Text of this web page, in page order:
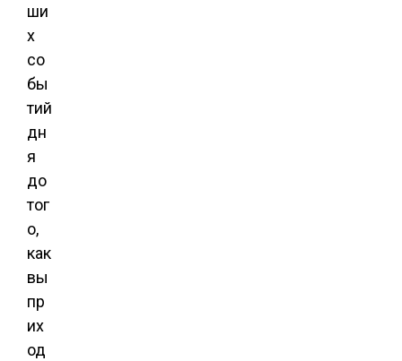
ши
х
со
бы
тий
дн
я
до
тог
о,
как
вы
пр
их
од